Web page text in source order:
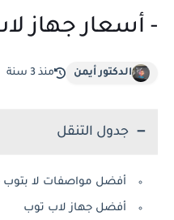
- أسعار جهاز
الدكتور أيمن منذ 3 سنة
جدول التنقل
أفضل مواصفات لا بتوب
أفضل جهاز لاب توب